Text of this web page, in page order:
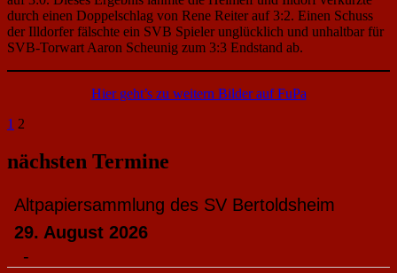
durch einen Doppelschlag von Rene Reiter auf 3:2. Einen Schuss
der Illdorfer fälschte ein SVB Spieler unglücklich und unhaltbar für
SVB-Torwart Aaron Scheunig zum 3:3 Endstand ab.
Hier geht’s zu weitern Bilder auf FuPa
Seitennummerierung
der
Beiträge
Previous
Page
1 Page
2
nächsten Termine
Altpapiersammlung des SV Bertoldsheim
29. August 2026
-